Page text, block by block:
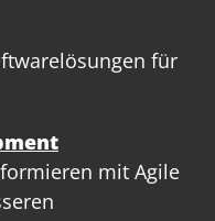
für
mit Agile